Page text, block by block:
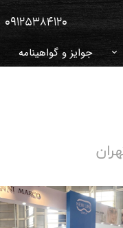
جوایز و گواهینامه
09125384120